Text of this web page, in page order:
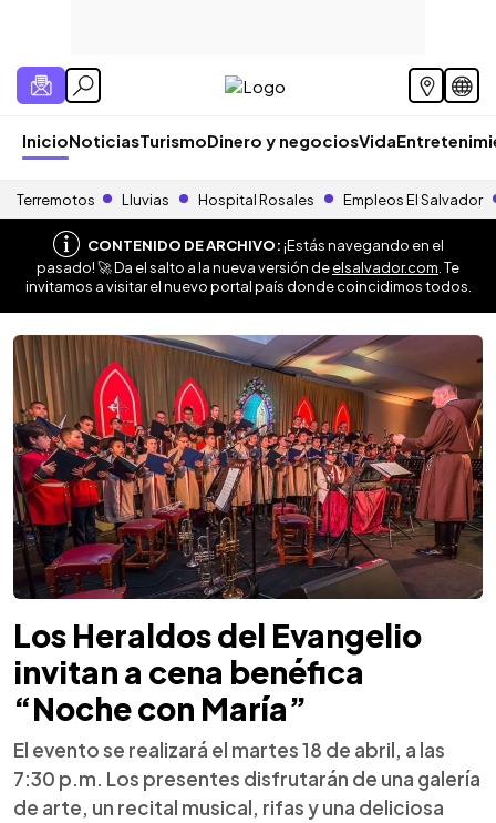
InicioNoticiasTurismoDinero y negociosVida
Terremotos Lluvias Hospital Rosales Empleos El Salvador
CONTENIDO DE ARCHIVO:¡Estás navegando en el
pasado! 🚀 Da el salto a la nueva versión deelsalvador.com . Te
invitamos a visitar el nuevo portal país donde coincidimos todos.
Los Heraldos del Evangelio
invitan a cena benéfica
“Noche con María”
El evento se realizará el martes 18 de abril, a las
7:30 p.m. Los presentes disfrutarán de una galería
de arte, un recital musical, rifas y una deliciosa